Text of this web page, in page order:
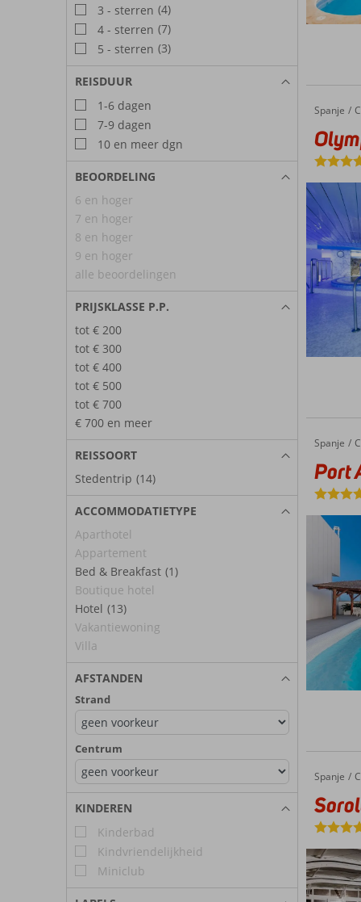
3 - sterren (4)
4 - sterren (7)
5 - sterren (3)
REISDUUR
1-6 dagen
7-9 dagen
10 en meer dgn
BEOORDELING
6 en hoger
7 en hoger
8 en hoger
9 en hoger
alle beoordelingen
PRIJSKLASSE P.P.
tot € 200
tot € 300
tot € 400
tot € 500
tot € 700
€ 700 en meer
REISSOORT
Stedentrip (14)
ACCOMMODATIETYPE
Aparthotel
Appartement
Bed & Breakfast (1)
Boutique hotel
Hotel (13)
Vakantiewoning
Villa
AFSTANDEN
Strand
Centrum
KINDEREN
Kinderbad
Kindvriendelijkheid
Miniclub
Home
Spanje
Home
Spanje
Port Azafata Valencia
Port
Home
Spanje
Sorolla Palace by Sercotel Hotels